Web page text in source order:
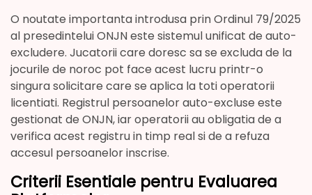
O noutate importanta introdusa prin Ordinul 79/2025
al presedintelui ONJN este sistemul unificat de auto-
excludere. Jucatorii care doresc sa se excluda de la
jocurile de noroc pot face acest lucru printr-o
singura solicitare care se aplica la toti operatorii
licentiati. Registrul persoanelor auto-excluse este
gestionat de ONJN, iar operatorii au obligatia de a
verifica acest registru in timp real si de a refuza
accesul persoanelor inscrise.
Criterii Esentiale pentru Evaluarea